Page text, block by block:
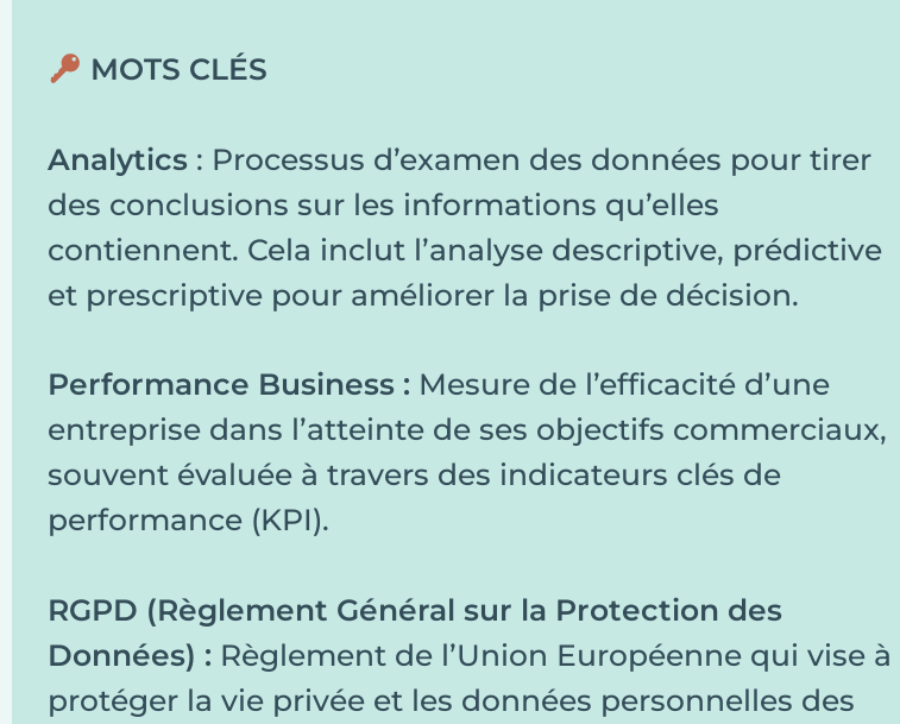
MOTS CLÉS
Analytics : Processus d’examen des données pour tirer
des conclusions sur les informations qu’elles
contiennent. Cela inclut l’analyse descriptive, prédictive
et prescriptive pour améliorer la prise de décision.
Performance Business : Mesure de l’efficacité d’une
entreprise dans l’atteinte de ses objectifs commerciaux,
souvent évaluée à travers des indicateurs clés de
performance (KPI).
RGPD (Règlement Général sur la Protection des
Données) : Règlement de l’Union Européenne qui vise à
protéger la vie privée et les données personnelles des